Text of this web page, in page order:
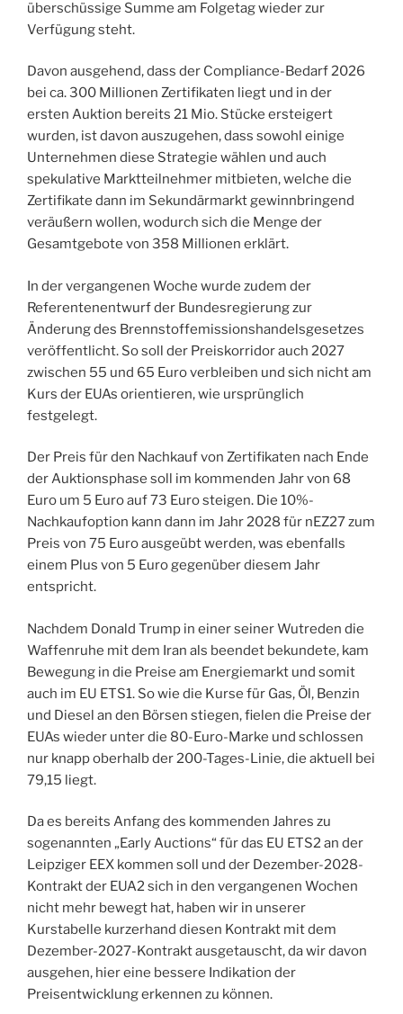
überschüssige Summe am Folgetag wieder zur
Verfügung steht.
Davon ausgehend, dass der Compliance-Bedarf 2026
bei ca. 300 Millionen Zertifikaten liegt und in der
ersten Auktion bereits 21 Mio. Stücke ersteigert
wurden, ist davon auszugehen, dass sowohl einige
Unternehmen diese Strategie wählen und auch
spekulative Marktteilnehmer mitbieten, welche die
Zertifikate dann im Sekundärmarkt gewinnbringend
veräußern wollen, wodurch sich die Menge der
Gesamtgebote von 358 Millionen erklärt.
In der vergangenen Woche wurde zudem der
Referentenentwurf der Bundesregierung zur
Änderung des Brennstoffemissionshandelsgesetzes
veröffentlicht. So soll der Preiskorridor auch 2027
zwischen 55 und 65 Euro verbleiben und sich nicht am
Kurs der EUAs orientieren, wie ursprünglich
festgelegt.
Der Preis für den Nachkauf von Zertifikaten nach Ende
der Auktionsphase soll im kommenden Jahr von 68
Euro um 5 Euro auf 73 Euro steigen. Die 10%-
Nachkaufoption kann dann im Jahr 2028 für nEZ27 zum
Preis von 75 Euro ausgeübt werden, was ebenfalls
einem Plus von 5 Euro gegenüber diesem Jahr
entspricht.
Nachdem Donald Trump in einer seiner Wutreden die
Waffenruhe mit dem Iran als beendet bekundete, kam
Bewegung in die Preise am Energiemarkt und somit
auch im EU ETS1. So wie die Kurse für Gas, Öl, Benzin
und Diesel an den Börsen stiegen, fielen die Preise der
EUAs wieder unter die 80-Euro-Marke und schlossen
nur knapp oberhalb der 200-Tages-Linie, die aktuell bei
79,15 liegt.
Da es bereits Anfang des kommenden Jahres zu
sogenannten „Early Auctions“ für das EU ETS2 an der
Leipziger EEX kommen soll und der Dezember-2028-
Kontrakt der EUA2 sich in den vergangenen Wochen
nicht mehr bewegt hat, haben wir in unserer
Kurstabelle kurzerhand diesen Kontrakt mit dem
Dezember-2027-Kontrakt ausgetauscht, da wir davon
ausgehen, hier eine bessere Indikation der
Preisentwicklung erkennen zu können.